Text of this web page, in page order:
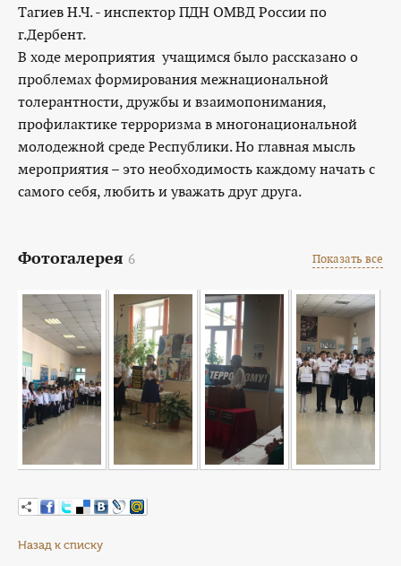
Тагиев Н.Ч. - инспектор ПДН ОМВД России по
г.Дербент.
В ходе мероприятия учащимся было рассказано о
проблемах формирования межнациональной
толерантности, дружбы и взаимопонимания,
профилактике терроризма в многонациональной
молодежной среде Республики. Но главная мысль
мероприятия – это необходимость каждому начать с
самого себя, любить и уважать друг друга.
Фотогалерея 6 Показать все
Назад к списку